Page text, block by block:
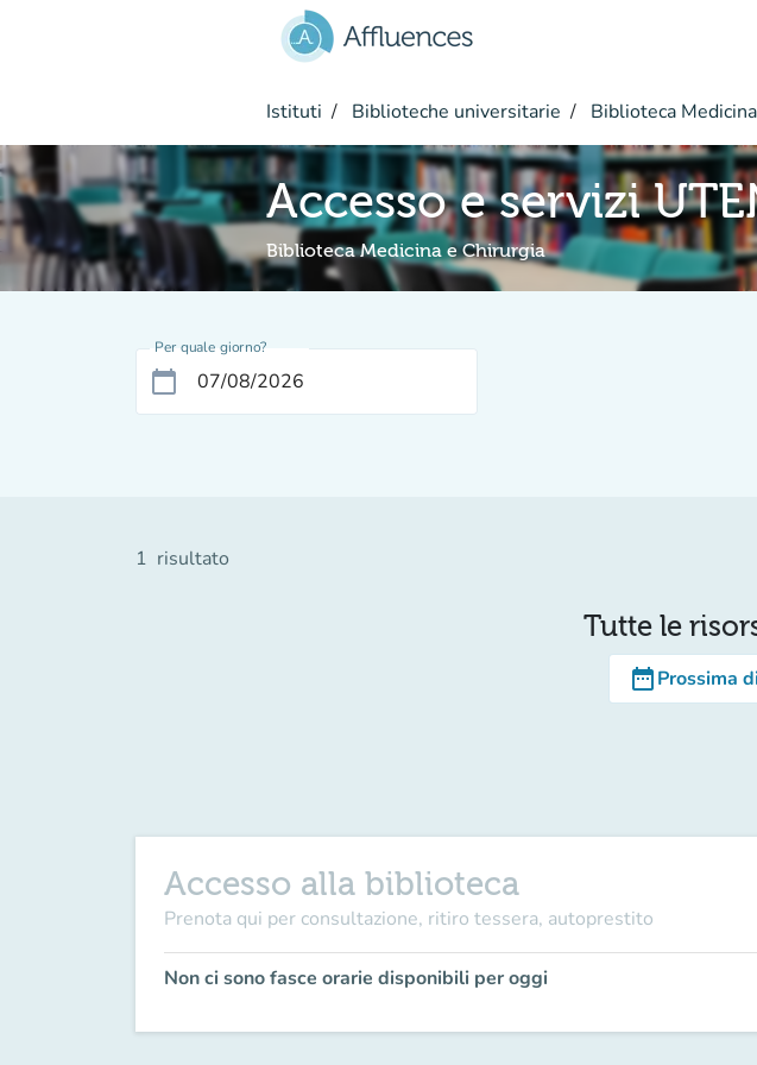
Istituti Biblioteche universitarie Biblioteca
Accesso e servizi
Biblioteca Medicina e Chirurgia
Per quale giorno?
calendar_today
1 risultato
Tutte le
date_rangeProssima
Accesso alla biblioteca
Prenota qui per consultazione, ritiro tessera, autoprestito
Non ci sono fasce orarie disponibili per oggi